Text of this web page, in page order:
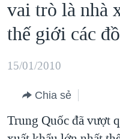
Tới
nội
chính
hướng
HOA KỲ
BIỂN ĐÔNG
THẾ GIỚI
DIỄN ĐÀN
MỤC
vai trò là nhà
thế giới các
15/01/2010
Chia sẻ
Trung Quốc đã vượt